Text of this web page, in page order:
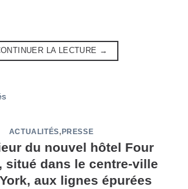
LA LECTURE →
ACTUALITÉS,PRESSE
du nouvel hôtel Four
situé dans le centre-ville
aux lignes épurées